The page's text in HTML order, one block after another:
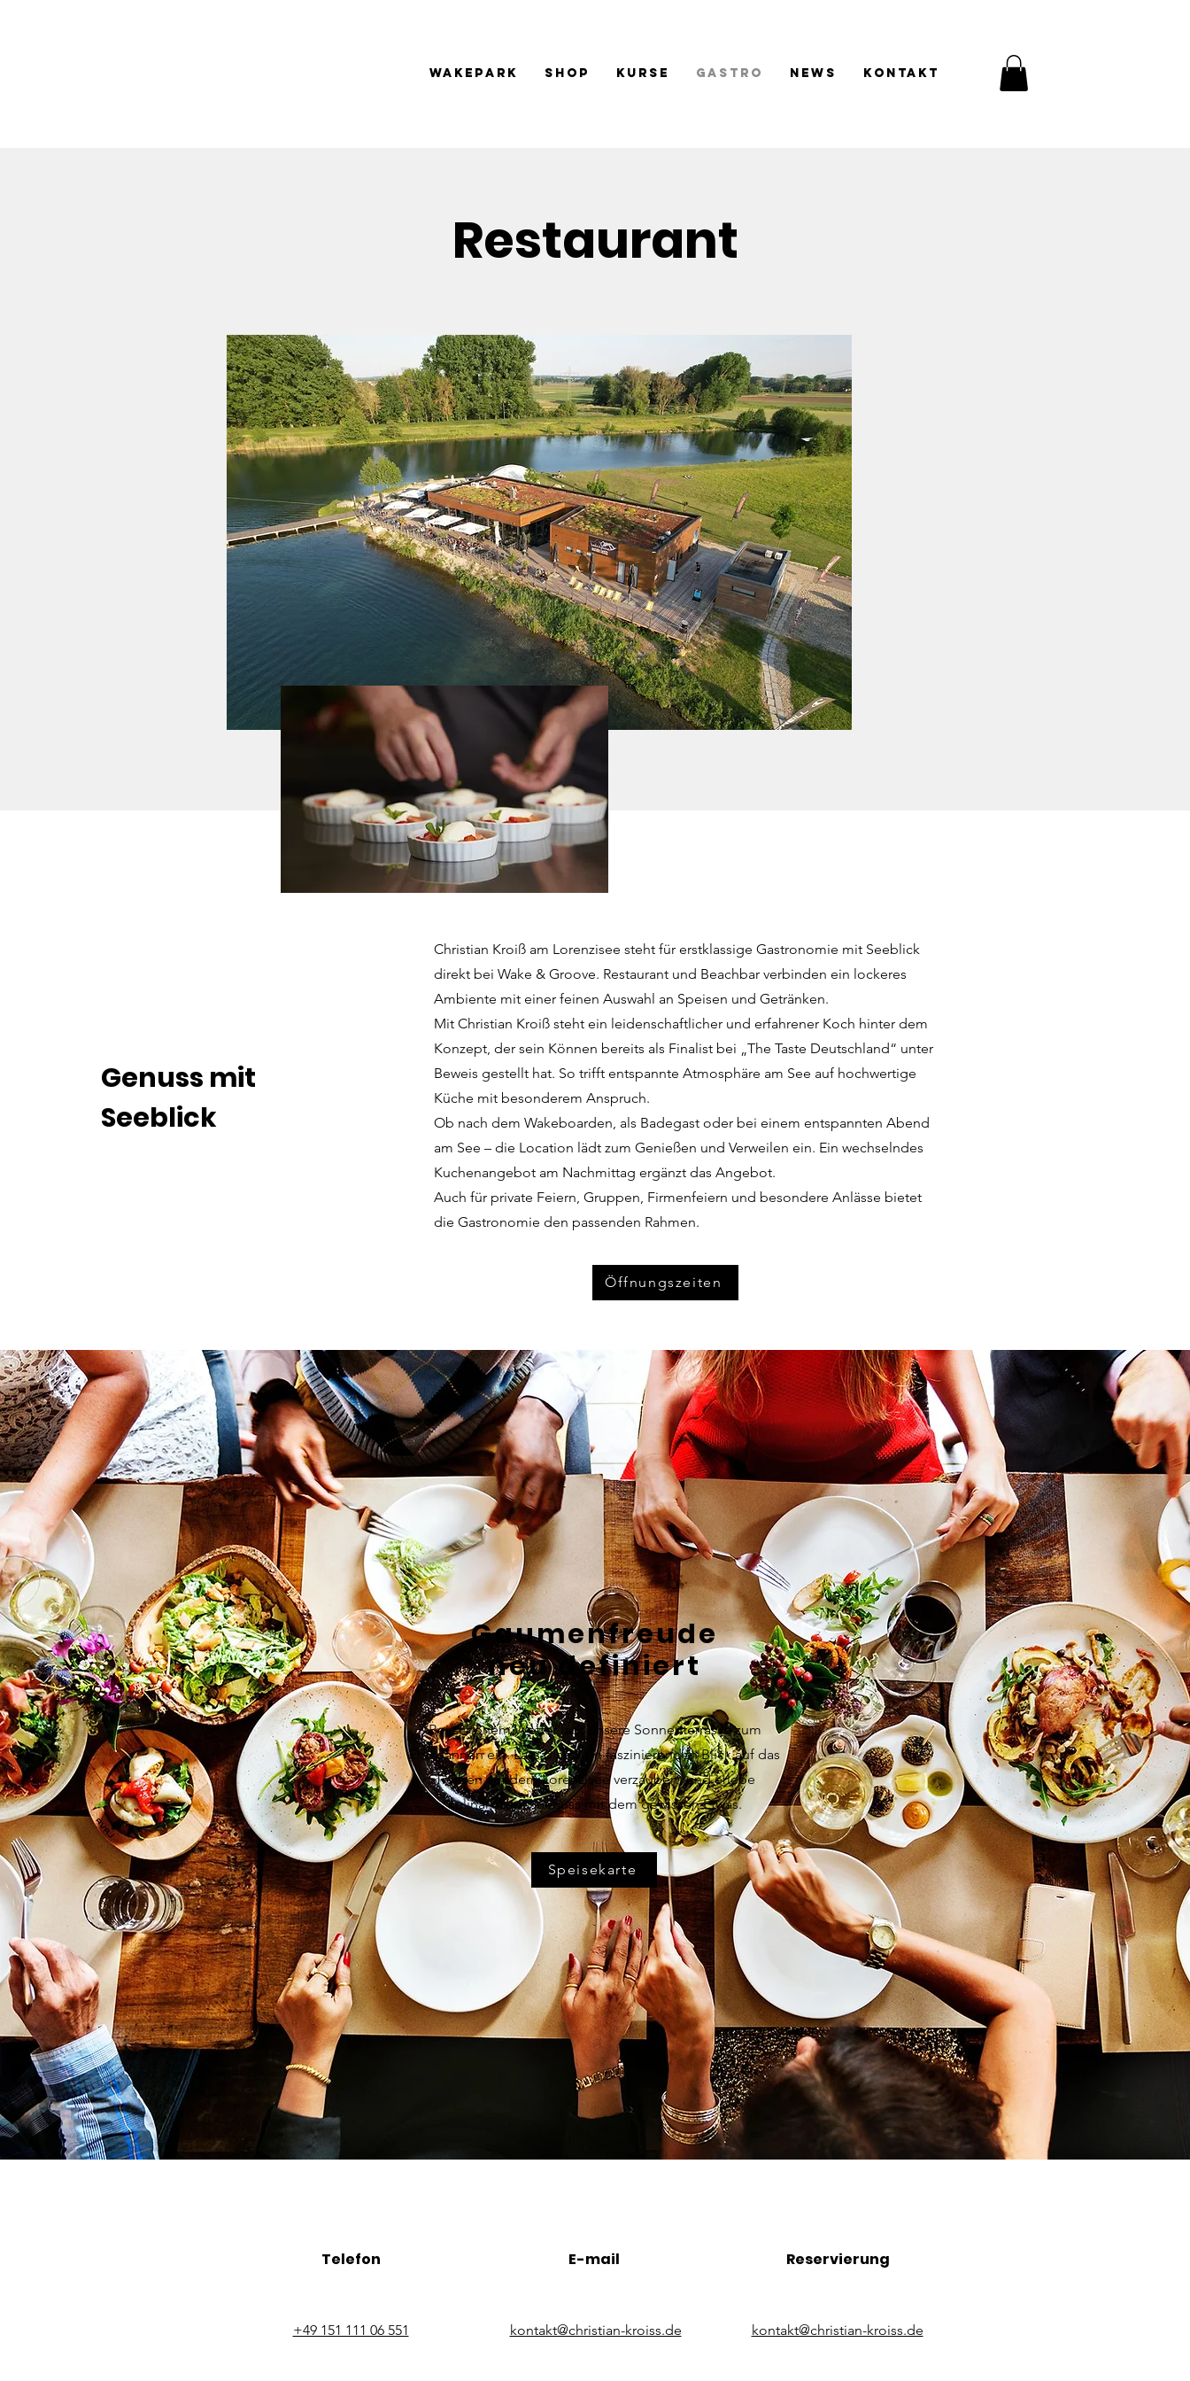
Wakepark Shop Kurse Gastro News Kontakt
Restaurant
Genuss mit
Seeblick
Christian Kroiß am Lorenzisee steht für erstklassige Gastronomie mit Seeblick
direkt bei Wake & Groove. Restaurant und Beachbar verbinden ein lockeres
Ambiente mit einer feinen Auswahl an Speisen und Getränken.
Mit Christian Kroiß steht ein leidenschaftlicher und erfahrener Koch hinter dem
Konzept, der sein Können bereits als Finalist bei „The Taste Deutschland“ unter
Beweis gestellt hat. So trifft entspannte Atmosphäre am See auf hochwertige
Küche mit besonderem Anspruch.
Ob nach dem Wakeboarden, als Badegast oder bei einem entspannten Abend
am See – die Location lädt zum Genießen und Verweilen ein. Ein wechselndes
Kuchenangebot am Nachmittag ergänzt das Angebot.
Auch für private Feiern, Gruppen, Firmenfeiern und besondere Anlässe bietet
die Gastronomie den passenden Rahmen.
Öffnungszeiten
Gaumenfreude
neu definiert
Bei schönem Wetter lädt unsere Sonnenterrasse zum
Entspannen ein. Lass dich vom faszinierenden Blick auf das
Treiben auf dem Lorenzisee verzaubern und erlebe
kulinarischen Genuss mit dem gewissen Etwas.
Speisekarte
Telefon
+49 151 111 06 551
E-mail
kontakt@christian-kroiss.de
Reservierung
kontakt@christian-kroiss.de